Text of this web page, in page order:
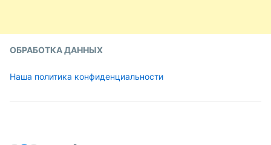
ОБРАБОТКА ДАННЫХ
Наша политика конфиденциальности